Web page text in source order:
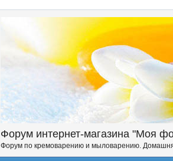
Форум интернет-магазина "Моя
Форум по кремоварению и мыловарению.